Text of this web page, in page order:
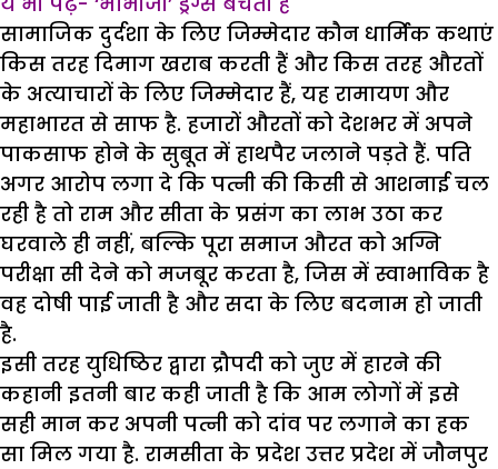
सामाजिक दुर्दशा के लिए जिम्मेदार कौन धार्मिक कथाएं
किस तरह दिमाग खराब करती हैं और किस तरह औरतों
के अत्याचारों के लिए जिम्मेदार हैं, यह रामायण और
महाभारत से साफ है. हजारों औरतों को देशभर में अपने
पाकसाफ होने के सुबूत में हाथपैर जलाने पड़ते हैं. पति
अगर आरोप लगा दे कि पत्नी की किसी से आशनाई चल
रही है तो राम और सीता के प्रसंग का लाभ उठा कर
घरवाले ही नहीं, बल्कि पूरा समाज औरत को अग्नि
परीक्षा सी देने को मजबूर करता है, जिस में स्वाभाविक है
वह दोषी पाई जाती है और सदा के लिए बदनाम हो जाती
है.
इसी तरह युधिष्ठिर द्वारा द्रौपदी को जुए में हारने की
कहानी इतनी बार कही जाती है कि आम लोगों में इसे
सही मान कर अपनी पत्नी को दांव पर लगाने का हक
सा मिल गया है. रामसीता के प्रदेश उत्तर प्रदेश में जौनपुर